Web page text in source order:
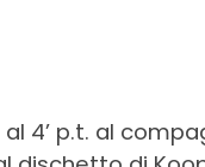
4’ p.t. al